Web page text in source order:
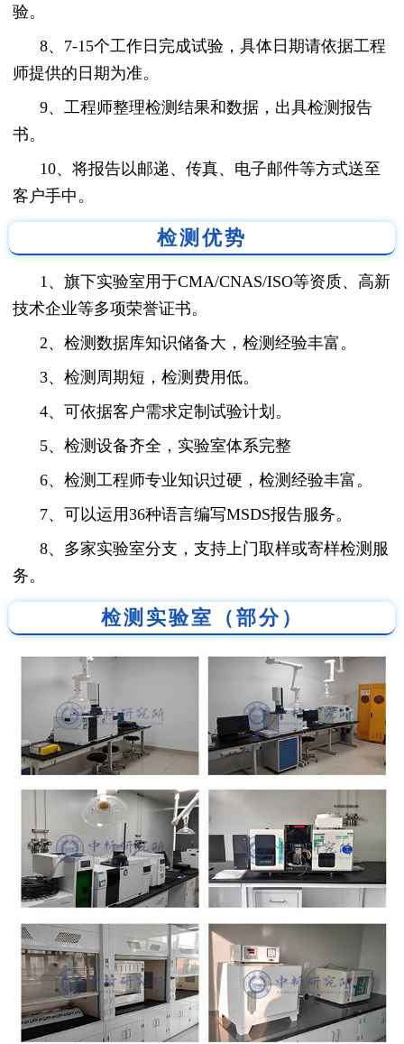
验。
8、7-15个工作日完成试验，具体日期请依据工程
师提供的日期为准。
9、工程师整理检测结果和数据，出具检测报告
书。
10、将报告以邮递、传真、电子邮件等方式送至
客户手中。
检测优势
1、旗下实验室用于CMA/CNAS/ISO等资质、高新
技术企业等多项荣誉证书。
2、检测数据库知识储备大，检测经验丰富。
3、检测周期短，检测费用低。
4、可依据客户需求定制试验计划。
5、检测设备齐全，实验室体系完整
6、检测工程师专业知识过硬，检测经验丰富。
7、可以运用36种语言编写MSDS报告服务。
8、多家实验室分支，支持上门取样或寄样检测服
务。
检测实验室（部分）